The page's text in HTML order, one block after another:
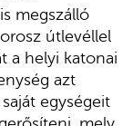
megszálló
útlevéllel
a helyi katonai
azt
egységeit